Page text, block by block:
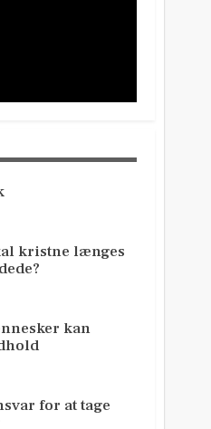
kristne længes
kan
for at tage